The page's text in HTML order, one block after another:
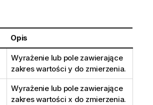
Opis
Wyrażenie lub pole zawierające
zakres wartości ydo zmierzenia.
Wyrażenie lub pole zawierające
zakres wartości x do zmierzenia.